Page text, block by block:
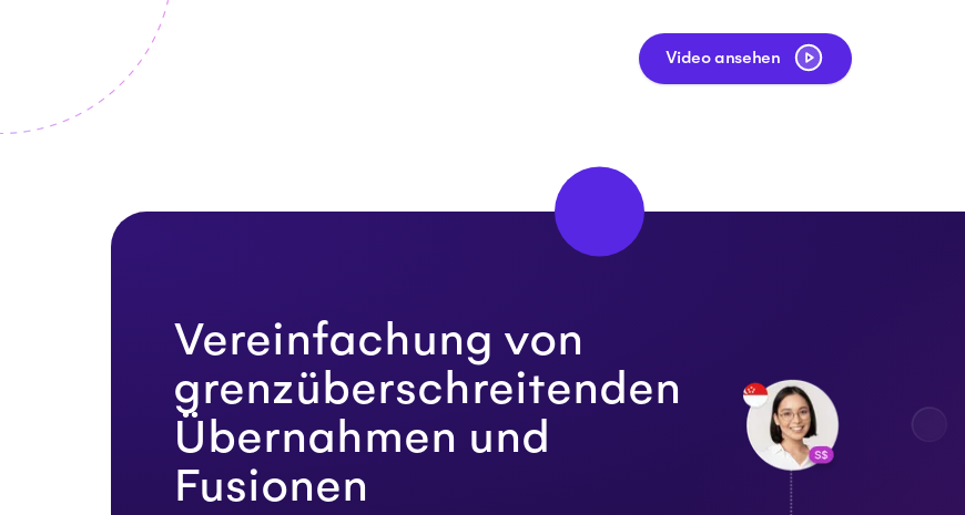
Video ansehen
Vereinfachung von
grenzüberschreitenden
Übernahmen und
Fusionen